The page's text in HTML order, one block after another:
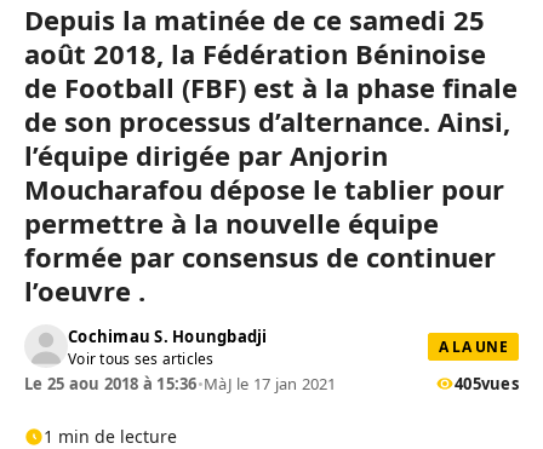
Depuis la matinée de ce samedi 25
août 2018, la Fédération Béninoise
de Football (FBF) est à la phase finale
de son processus d’alternance. Ainsi,
l’équipe dirigée par Anjorin
Moucharafou dépose le tablier pour
permettre à la nouvelle équipe
formée par consensus de continuer
l’oeuvre .
Cochimau S. Houngbadji
Voir tous ses articles
A LA UNE
Le 25 aou 2018 à 15:36•MàJ le 17 jan 2021 405vues
1 min de lecture